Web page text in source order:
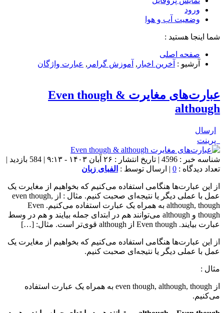
ورود
وضعیت آب و هوا
شما اینجا هستید :
صفحه اصلی
آرشیو : آخرین اخبار , آموزش گرامر , عبارت واژگان
عبارت‌های مغایرت Even though &
although
ارسال
پرینت
شناسه خبر : 4596 | تاریخ انتشار : ۲۶ آبان ۱۴۰۳ - ۹:۱۳ | 584 بازدید |
تعداد دیدگاه : 0 | ارسال توسط : الفبای زبان
از این عبارت‌ها هنگامی استفاده می‌کنیم که بخواهیم از مغایرت یک
عمل با عملی دیگر یا نتیجه‌ای صحبت کنیم. مثال : از even though,
although, though به همراه یک عبارت استفاده می‌کنیم. Even
though و although می‌توانند هم در ابتدای جمله بیایند و هم در وسط
عبارت بیایند. Even though از although قوی‌تر است. مثال: […]
از این عبارت‌ها هنگامی استفاده می‌کنیم که بخواهیم از مغایرت یک
عمل با عملی دیگر یا نتیجه‌ای صحبت کنیم.
مثال :
از even though, although, though به همراه یک عبارت استفاده
می‌کنیم.